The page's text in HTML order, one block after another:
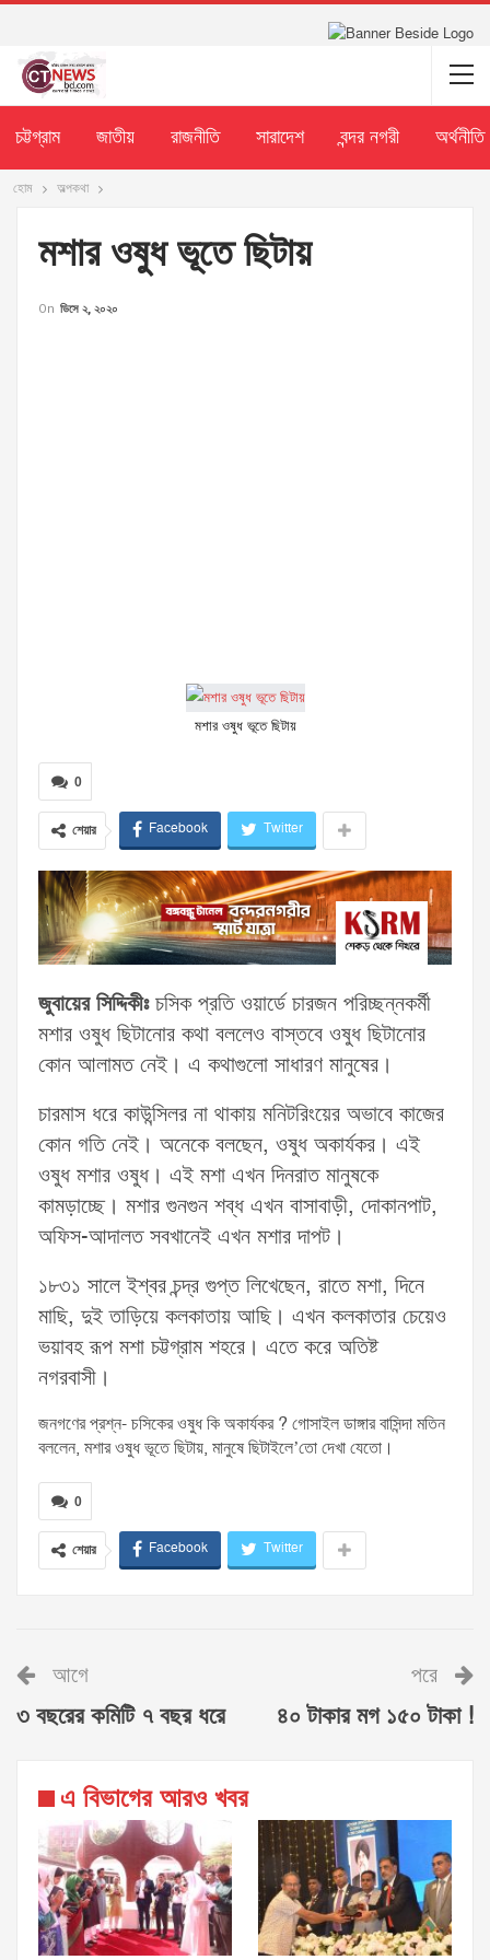
চট্টগ্রাম জাতীয় রাজনীতি সারাদেশ বন্দর নগরী অর্থনীতি
হোম অল্পকথা
মশার ওষুধ ভূতে ছিটায়
On ডিসে ২, ২০২০
মশার ওষুধ ভূতে ছিটায়
0
শেয়ার Facebook Twitter
জুবায়ের সিদ্দিকীঃচসিক প্রতি ওয়ার্ডে চারজন পরিচ্ছন্নকর্মী
মশার ওষুধ ছিটানোর কথা বললেও বাস্তবে ওষুধ ছিটানোর
কোন আলামত নেই। এ কথাগুলো সাধারণ মানুষের।
চারমাস ধরে কাউন্সিলর না থাকায় মনিটরিংয়ের অভাবে কাজের
কোন গতি নেই। অনেকে বলছেন, ওষুধ অকার্যকর। এই
ওষুধ মশার ওষুধ। এই মশা এখন দিনরাত মানুষকে
কামড়াচ্ছে। মশার গুনগুন শব্ধ এখন বাসাবাড়ী, দোকানপাট,
অফিস-আদালত সবখানেই এখন মশার দাপট।
১৮৩১ সালে ইশ্বর চন্দ্র গুপ্ত লিখেছেন, রাতে মশা, দিনে
মাছি, দুই তাড়িয়ে কলকাতায় আছি। এখন কলকাতার চেয়েও
ভয়াবহ রূপ মশা চট্টগ্রাম শহরে। এতে করে অতিষ্ট
নগরবাসী।
জনগণের প্রশ্ন- চসিকের ওষুধ কি অকার্যকর ? গোসাইল ডাঙ্গার বাসিন্দা মতিন
বললেন, মশার ওষুধ ভূতে ছিটায়, মানুষে ছিটাইলে’তো দেখা যেতো।
0
শেয়ার Facebook Twitter
আগে
৩ বছরের কমিটি ৭ বছর ধরে
পরে
৪০ টাকার মগ ১৫০ টাকা !
এ বিভাগের আরও খবর